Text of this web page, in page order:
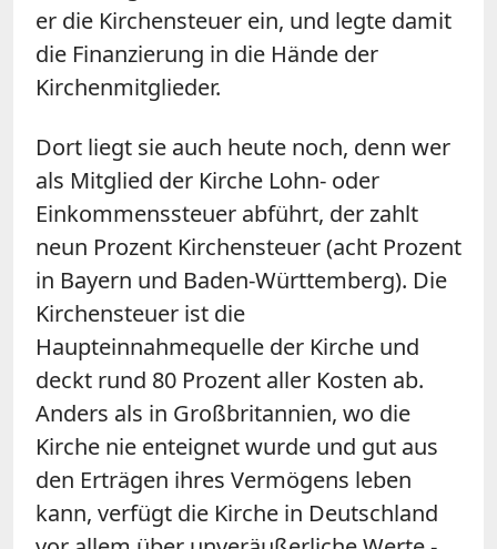
er die Kirchensteuer ein, und legte damit
die Finanzierung in die Hände der
Kirchenmitglieder.
Dort liegt sie auch heute noch, denn wer
als Mitglied der Kirche Lohn- oder
Einkommenssteuer abführt, der zahlt
neun Prozent Kirchensteuer (acht Prozent
in Bayern und Baden-Württemberg). Die
Kirchensteuer ist die
Haupteinnahmequelle der Kirche und
deckt rund 80 Prozent aller Kosten ab.
Anders als in Großbritannien, wo die
Kirche nie enteignet wurde und gut aus
den Erträgen ihres Vermögens leben
kann, verfügt die Kirche in Deutschland